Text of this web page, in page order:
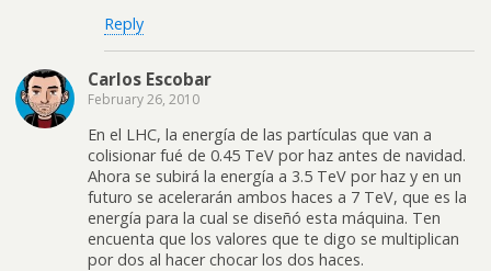
Reply
Carlos Escobar
February 26, 2010
En el LHC, la energía de las partículas que van a
colisionar fué de 0.45 TeV por haz antes de navidad.
Ahora se subirá la energía a 3.5 TeV por haz y en un
futuro se acelerarán ambos haces a 7 TeV, que es la
energía para la cual se diseñó esta máquina. Ten
encuenta que los valores que te digo se multiplican
por dos al hacer chocar los dos haces.